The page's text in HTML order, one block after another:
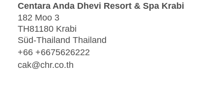
Centara Anda Dhevi Resort & Spa Krabi
182 Moo 3
TH81180 Krabi
Süd-Thailand Thailand
+66 +6675626222
cak@chr.co.th